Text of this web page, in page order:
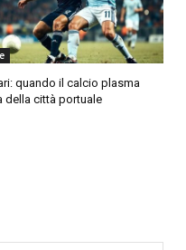
quando il calcio plasma
della città portuale